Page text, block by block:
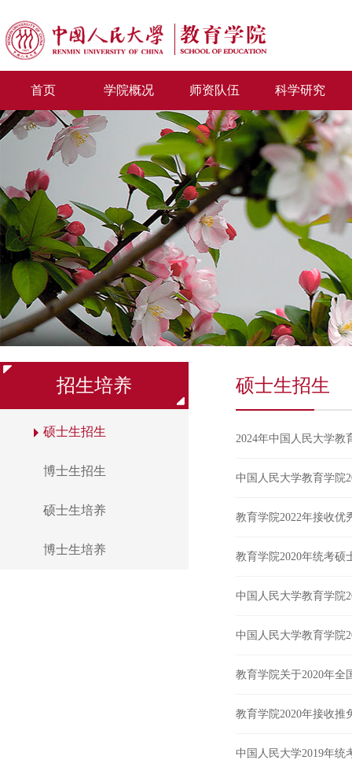
首页 学院概况 师资队伍 科学研究
招生培养
硕士生招生
博士生招生
硕士生培养
博士生培养
硕士生招生
2024年中国人民大学教
中国人民大学教育学院
教育学院2022年接收优
教育学院2020年统考硕
中国人民大学教育学院
中国人民大学教育学院
教育学院关于2020年全
教育学院2020年接收推
中国人民大学2019年统